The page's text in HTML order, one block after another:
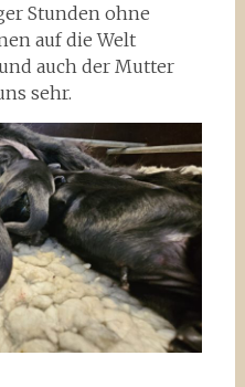
Stunden ohne
auf die Welt
auch der Mutter
sehr.